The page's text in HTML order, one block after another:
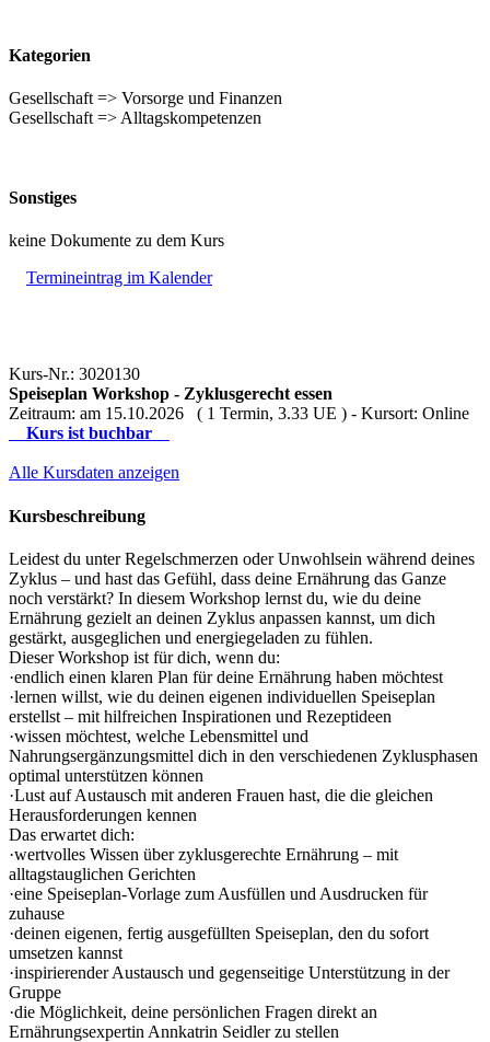
Kategorien
Gesellschaft => Vorsorge und Finanzen
Gesellschaft => Alltagskompetenzen
Sonstiges
keine Dokumente zu dem Kurs
Termineintrag im Kalender
Kurs-Nr.: 3020130
Speiseplan Workshop - Zyklusgerecht essen
Zeitraum: am 15.10.2026 ( 1 Termin, 3.33 UE ) - Kursort: Online
Kurs ist buchbar
Alle Kursdaten anzeigen
Kursbeschreibung
Leidest du unter Regelschmerzen oder Unwohlsein während deines
Zyklus – und hast das Gefühl, dass deine Ernährung das Ganze
noch verstärkt? In diesem Workshop lernst du, wie du deine
Ernährung gezielt an deinen Zyklus anpassen kannst, um dich
gestärkt, ausgeglichen und energiegeladen zu fühlen.
Dieser Workshop ist für dich, wenn du:
·endlich einen klaren Plan für deine Ernährung haben möchtest
·lernen willst, wie du deinen eigenen individuellen Speiseplan
erstellst – mit hilfreichen Inspirationen und Rezeptideen
·wissen möchtest, welche Lebensmittel und
Nahrungsergänzungsmittel dich in den verschiedenen Zyklusphasen
optimal unterstützen können
·Lust auf Austausch mit anderen Frauen hast, die die gleichen
Herausforderungen kennen
Das erwartet dich:
·wertvolles Wissen über zyklusgerechte Ernährung – mit
alltagstauglichen Gerichten
·eine Speiseplan-Vorlage zum Ausfüllen und Ausdrucken für
zuhause
·deinen eigenen, fertig ausgefüllten Speiseplan, den du sofort
umsetzen kannst
·inspirierender Austausch und gegenseitige Unterstützung in der
Gruppe
·die Möglichkeit, deine persönlichen Fragen direkt an
Ernährungsexpertin Annkatrin Seidler zu stellen